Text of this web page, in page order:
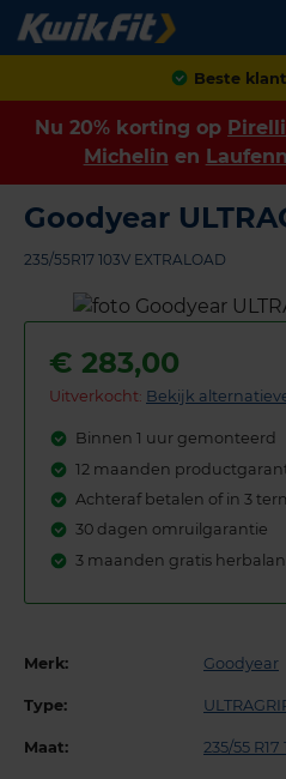
Beste
Nu 20% korting op Pirelli
Michelin en Laufenn
Goodyear
235/55R17 103V EXTRALOAD
€ 283,00
Uitverkocht: Bekijk
Binnen 1 uur gemonteerd
12 maanden
Achteraf betalen of in 3
30 dagen omruilgarantie
3 maanden gratis
Merk: Goodyear
Type:
Maat: 235/55 R17